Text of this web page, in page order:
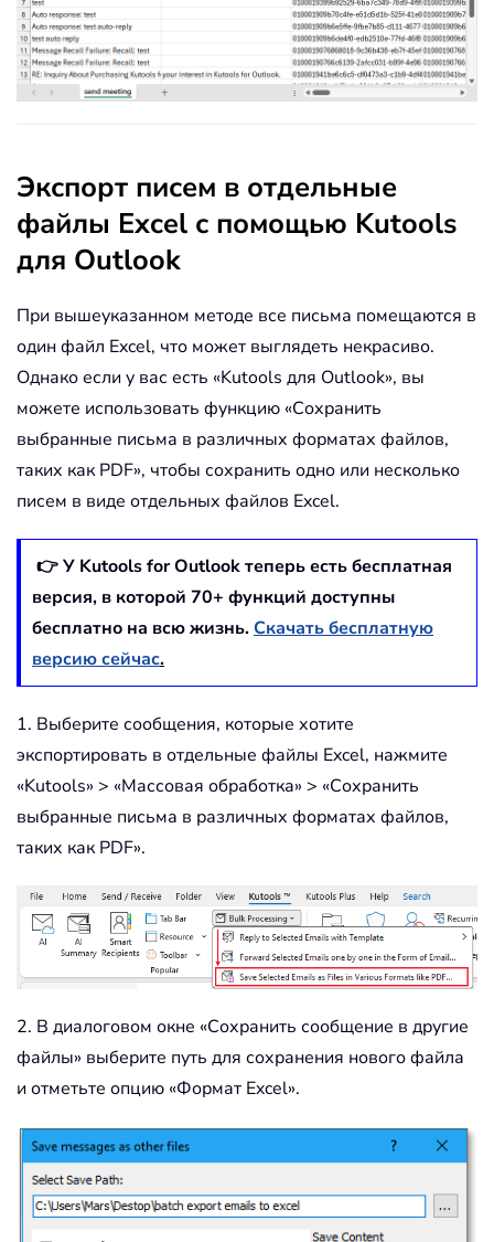
Экспорт писем в отдельные
файлы Excel с помощью Kutools
для Outlook
При вышеуказанном методе все письма помещаются в
один файл Excel, что может выглядеть некрасиво.
Однако если у вас есть «Kutools для Outlook», вы
можете использовать функцию «Сохранить
выбранные письма в различных форматах файлов,
таких как PDF», чтобы сохранить одно или несколько
писем в виде отдельных файлов Excel.
👉 У Kutools for Outlook теперь есть бесплатная
версия, в которой 70+ функций доступны
бесплатно на всю жизнь.Скачать бесплатную
версию сейчас.
1. Выберите сообщения, которые хотите
экспортировать в отдельные файлы Excel, нажмите
«Kutools» > «Массовая обработка» > «Сохранить
выбранные письма в различных форматах файлов,
таких как PDF».
2. В диалоговом окне «Сохранить сообщение в другие
файлы» выберите путь для сохранения нового файла
и отметьте опцию «Формат Excel».